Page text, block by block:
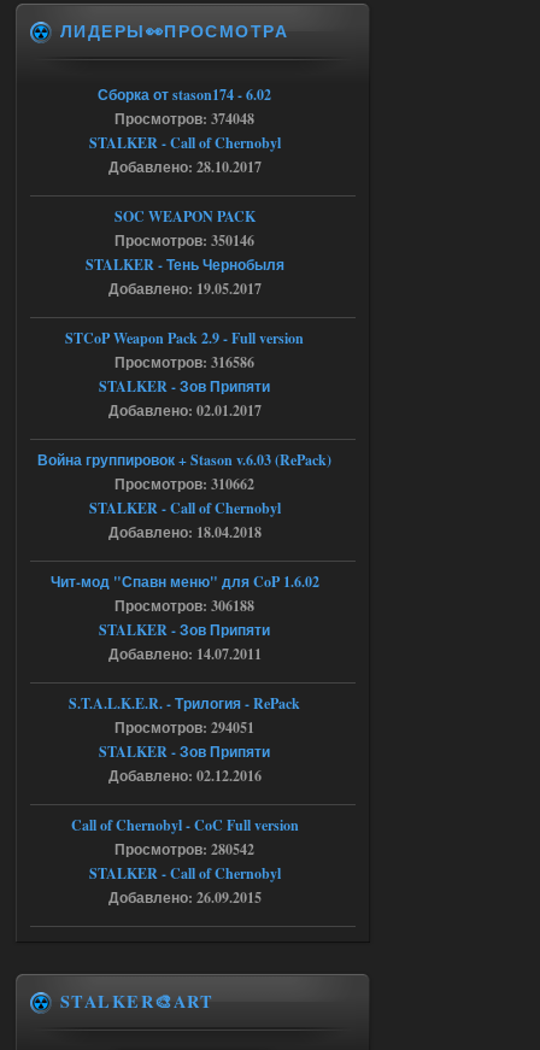
Stalker-Mods-Clan-su
Ответить ➤
05.08.2026
AndreySA
[05.08.26
20:23:10.934] [17468]
FATAL ERROR
[error]Expression : FATAL ERROR
[error]Function :
CScriptEngine::lua_pcall_failed
[error]File : D:\a\OGSR-
Engine\OGSR-
Engine\ogsr_engine\COMMON_AI\scrip
[error]Line : 75
[error]Description :
[CScriptEngine::lua_pcall_failed]: ... -
chernobyl\gamedata\scripts\xr_camper.sc
ript:510: attempt to index local 'manager'
(a nil value)
Вылет после захода в Припять.
05.08.2026
Скованные одной цепью
18:37
r4908778
с избавлением от баласта,
доходяга.
Путь во мгле + GUNSLINGER mod
Stalker-Mods-Clan-su
Доступно только для пользователей
Путь во мгле + GUNSLINGER mod
ЛИДЕРЫ👀ПРОСМОТРА
Сборка от stason174 - 6.02
Просмотров: 374048
STALKER - Call of Chernobyl
Добавлено: 28.10.2017
SOC WEAPON PACK
Просмотров: 350146
STALKER - Тень Чернобыля
Добавлено: 19.05.2017
STCoP Weapon Pack 2.9 - Full version
Просмотров: 316586
STALKER - Зов Припяти
Добавлено: 02.01.2017
Война группировок + Stason v.6.03 (RePack)
Просмотров: 310662
STALKER - Call of Chernobyl
Добавлено: 18.04.2018
Чит-мод "Спавн меню" для CoP 1.6.02
Просмотров: 306188
STALKER - Зов Припяти
Добавлено: 14.07.2011
S.T.A.L.K.E.R. - Трилогия - RePack
Просмотров: 294051
STALKER - Зов Припяти
Добавлено: 02.12.2016
Call of Chernobyl - CoC Full version
Просмотров: 280542
STALKER - Call of Chernobyl
Добавлено: 26.09.2015
STALKER🎨ART